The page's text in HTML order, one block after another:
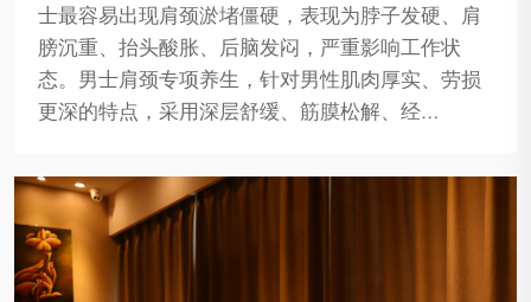
士最容易出现肩颈淤堵僵硬，表现为脖子发硬、肩
膀沉重、抬头酸胀、后脑发闷，严重影响工作状
态。男士肩颈专项养生，针对男性肌肉厚实、劳损
更深的特点，采用深层舒缓、筋膜松解、经…